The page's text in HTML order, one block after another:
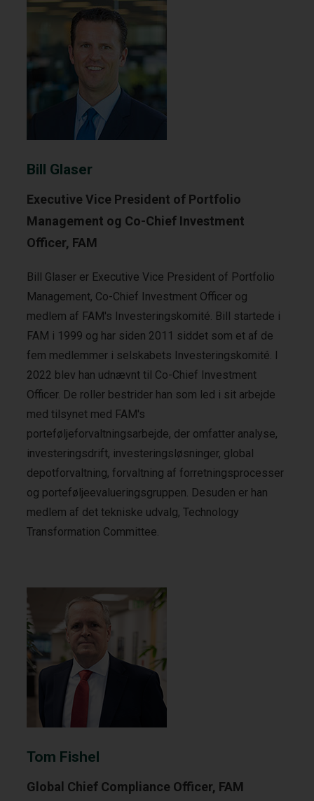
Bill Glaser
Executive Vice President of Portfolio
Management og Co-Chief Investment
Officer, FAM
Bill Glaser er Executive Vice President of Portfolio
Management, Co-Chief Investment Officer og
medlem af FAM's Investeringskomité. Bill startede i
FAM i 1999 og har siden 2011 siddet som et af de
fem medlemmer i selskabets Investeringskomité. I
2022 blev han udnævnt til Co-Chief Investment
Officer. De roller bestrider han som led i sit arbejde
med tilsynet med FAM's
porteføljeforvaltningsarbejde, der omfatter analyse,
investeringsdrift, investeringsløsninger, global
depotforvaltning, forvaltning af forretningsprocesser
og porteføljeevalueringsgruppen. Desuden er han
medlem af det tekniske udvalg, Technology
Transformation Committee.
Tom Fishel
Global Chief Compliance Officer, FAM